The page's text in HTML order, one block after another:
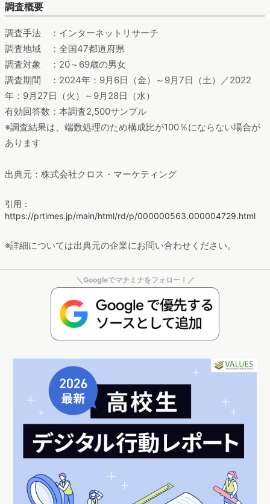
調査概要
調査手法 ：インターネットリサーチ
調査地域 ：全国47都道府県
調査対象 ：20～69歳の男女
調査期間 ：2024年：9月6日（金）～9月7日（土）／2022
年：9月27日（火）～9月28日（水）
有効回答数：本調査2,500サンプル
※調査結果は、端数処理のため構成比が100％にならない場合が
あります
出典元：株式会社クロス・マーケティング
引用：
https://prtimes.jp/main/html/rd/p/000000563.000004729.html
※詳細については出典元の企業にお問い合わせください。
＼Googleでマナミナをフォロー！／